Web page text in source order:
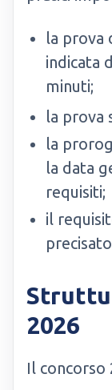
la prova
indicata
minuti;
la prova
la
la data
requisiti;
il
2026
Il concorso